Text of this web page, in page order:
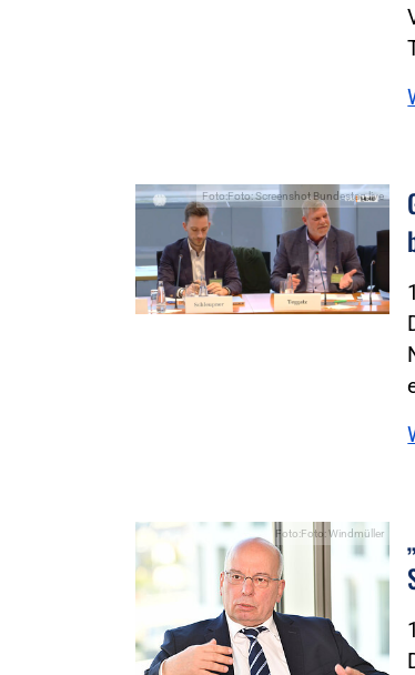
Foto:Foto: Screenshot Bundestag live
Foto:Foto: Windmüller